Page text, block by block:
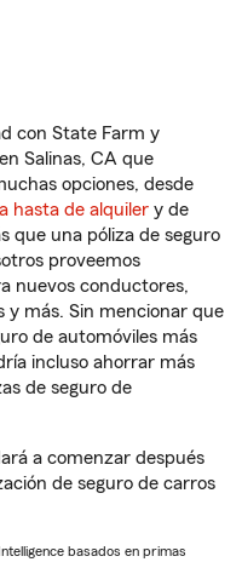
con State Farm y
en Salinas, CA que
opciones, desde
hasta de alquiler y de
que una póliza de seguro
proveemos
nuevos conductores,
y más. Sin mencionar que
de automóviles más
incluso ahorrar más
de seguro de
a comenzar después
de seguro de carros
basados en primas